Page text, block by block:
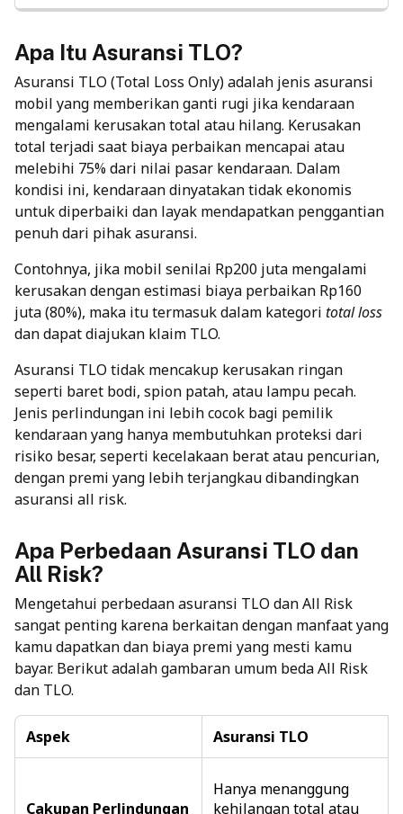
Apa Itu Asuransi TLO?
Asuransi TLO (Total Loss Only) adalah jenis asuransi
mobil yang memberikan ganti rugi jika kendaraan
mengalami kerusakan total atau hilang. Kerusakan
total terjadi saat biaya perbaikan mencapai atau
melebihi 75% dari nilai pasar kendaraan. Dalam
kondisi ini, kendaraan dinyatakan tidak ekonomis
untuk diperbaiki dan layak mendapatkan penggantian
penuh dari pihak asuransi.
Contohnya, jika mobil senilai Rp200 juta mengalami
kerusakan dengan estimasi biaya perbaikan Rp160
juta (80%), maka itu termasuk dalam kategori total loss
dan dapat diajukan klaim TLO.
Asuransi TLO tidak mencakup kerusakan ringan
seperti baret bodi, spion patah, atau lampu pecah.
Jenis perlindungan ini lebih cocok bagi pemilik
kendaraan yang hanya membutuhkan proteksi dari
risiko besar, seperti kecelakaan berat atau pencurian,
dengan premi yang lebih terjangkau dibandingkan
asuransi all risk.
Apa Perbedaan Asuransi TLO dan
All Risk?
Mengetahui perbedaan asuransi TLO dan All Risk
sangat penting karena berkaitan dengan manfaat yang
kamu dapatkan dan biaya premi yang mesti kamu
bayar. Berikut adalah gambaran umum beda All Risk
dan TLO.
Aspek Asuransi TLO
Cakupan Perlindungan
Hanya menanggung
kehilangan total atau